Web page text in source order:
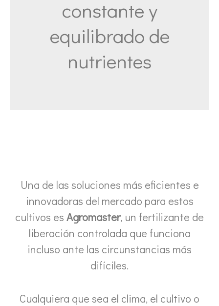
constante y
equilibrado de
nutrientes
Una de las soluciones más eficientes e
innovadoras del mercado para estos
cultivos es Agromaster, un fertilizante de
liberación controlada que funciona
incluso ante las circunstancias más
difíciles.
Cualquiera que sea el clima, el cultivo o